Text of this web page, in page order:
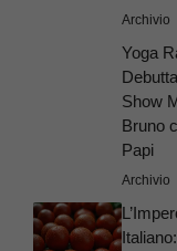
Archivio
Yoga
Show
Bruno
Papi
Archivio